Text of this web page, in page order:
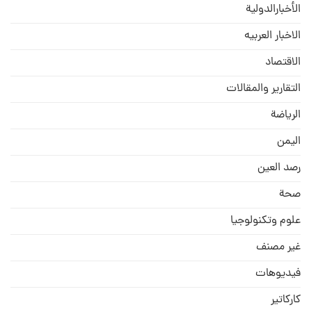
الأخبارالدولية
الاخبار العربيه
الاقتصاد
التقارير والمقالات
الریاضة
الیمن
رصد العین
صحة
علوم وتكنولوجيا
غير مصنف
فيديوهات
كاركاتير